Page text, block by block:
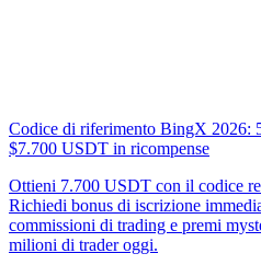
Codice di riferimento BingX 2026:
$7.700 USDT in ricompense
Ottieni 7.700 USDT con il codice
Richiedi bonus di iscrizione
commissioni di trading e premi
milioni di trader oggi.